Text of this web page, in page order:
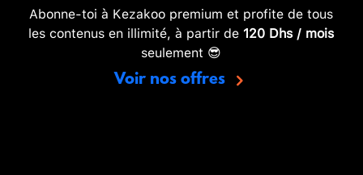
Abonne-toi à Kezakoo premium et profite de tous
les contenus en illimité, à partir de 120 Dhs / mois
seulement 😎
Voir nos offres